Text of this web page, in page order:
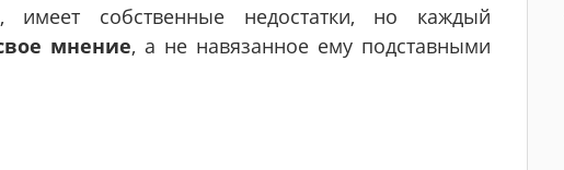
собственные недостатки, но каждый
мнение, а не навязанное ему подставными